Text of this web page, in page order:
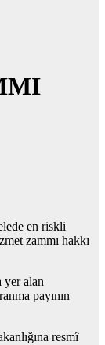
en riskli
zammı hakkı
yer alan
payının
resmî